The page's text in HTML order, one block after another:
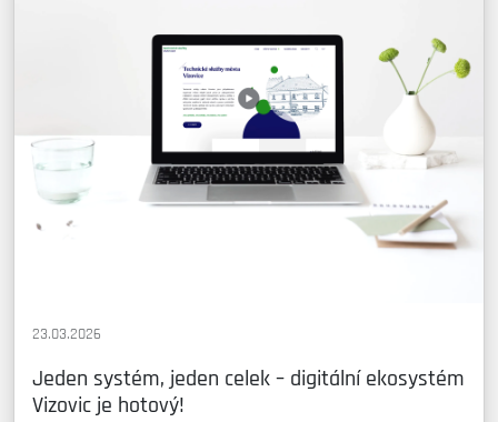
23.03.2026
Jeden systém, jeden celek – digitální ekosystém
Vizovic je hotový!